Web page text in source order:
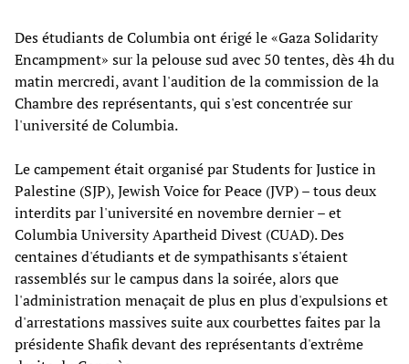
Des étudiants de Columbia ont érigé le «Gaza Solidarity
Encampment» sur la pelouse sud avec 50 tentes, dès 4h du
matin mercredi, avant l'audition de la commission de la
Chambre des représentants, qui s'est concentrée sur
l'université de Columbia.
Le campement était organisé par Students for Justice in
Palestine (SJP), Jewish Voice for Peace (JVP) – tous deux
interdits par l'université en novembre dernier – et
Columbia University Apartheid Divest (CUAD). Des
centaines d'étudiants et de sympathisants s'étaient
rassemblés sur le campus dans la soirée, alors que
l'administration menaçait de plus en plus d'expulsions et
d'arrestations massives suite aux courbettes faites par la
présidente Shafik devant des représentants d'extrême